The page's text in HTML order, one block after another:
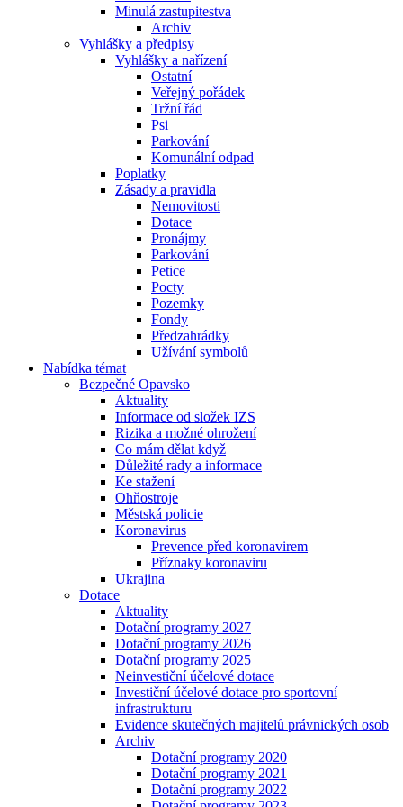
Minulá zastupitestva
Archiv
Vyhlášky a předpisy
Vyhlášky a nařízení
Ostatní
Veřejný pořádek
Tržní řád
Psi
Parkování
Komunální odpad
Poplatky
Zásady a pravidla
Nemovitosti
Dotace
Pronájmy
Parkování
Petice
Pocty
Pozemky
Fondy
Předzahrádky
Užívání symbolů
Nabídka témat
Bezpečné Opavsko
Aktuality
Informace od složek IZS
Rizika a možné ohrožení
Co mám dělat když
Důležité rady a informace
Ke stažení
Ohňostroje
Městská policie
Koronavirus
Prevence před koronavirem
Příznaky koronaviru
Ukrajina
Dotace
Aktuality
Dotační programy 2027
Dotační programy 2026
Dotační programy 2025
Neinvestiční účelové dotace
Investiční účelové dotace pro sportovní
infrastrukturu
Evidence skutečných majitelů právnických osob
Archiv
Dotační programy 2020
Dotační programy 2021
Dotační programy 2022